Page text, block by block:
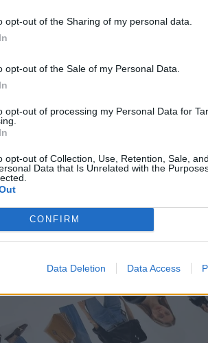
opt-out of the Sharing of my personal data.
opt-out of the Sale of my Personal Data.
opt-out of processing my Personal Data for
opt-out of Collection, Use, Retention, Sale,
Data that Is Unrelated with the
CONFIRM
Data Deletion Data Access
με τον μικρόSylvester Apollo
τη μαμά του, τίποτα στην ουσία
p/
το ηλιοβασίλεμα στο Beverly
τις Vittoria Ceretti και Ugbad
μαζί με τον μικρό Baby
του. Με μικροσκοπικά
της Emrata φωτογραφήθηκε
και σαν κοτοπουλάκι σε μία